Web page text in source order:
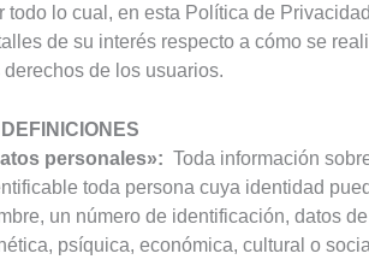
todo lo cual, en esta Política de
de su interés respecto a cómo se
derechos de los usuarios.
personales»: Toda información
toda persona cuya identidad
un número de identificación, datos
psíquica, económica, cultural o